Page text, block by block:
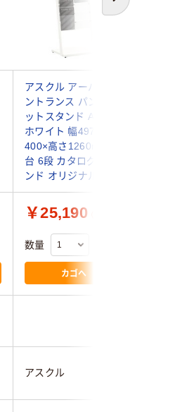
次へ
アスクル アーバンエ
ントランス パンフレ
ットスタンド A42列
ホワイト 幅497×奥行
400×高さ1260mm 1
台 6段 カタログスタ
ンド オリジナル
￥25,190
数量
カゴへ
アスクル